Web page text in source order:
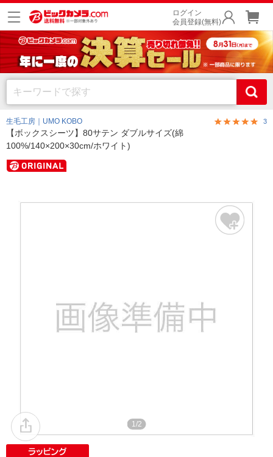
ログイン
会員登録(無料)
生毛工房｜UMO KOBO 3
【ボックスシーツ】80サテン ダブルサイズ(綿
100%/140×200×30cm/ホワイト)
1/2